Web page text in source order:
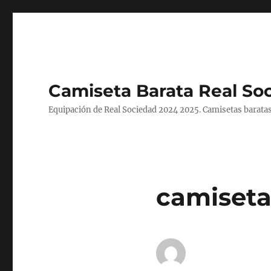
Camiseta Barata Real
Equipación de Real Sociedad 2024 2025. Camisetas